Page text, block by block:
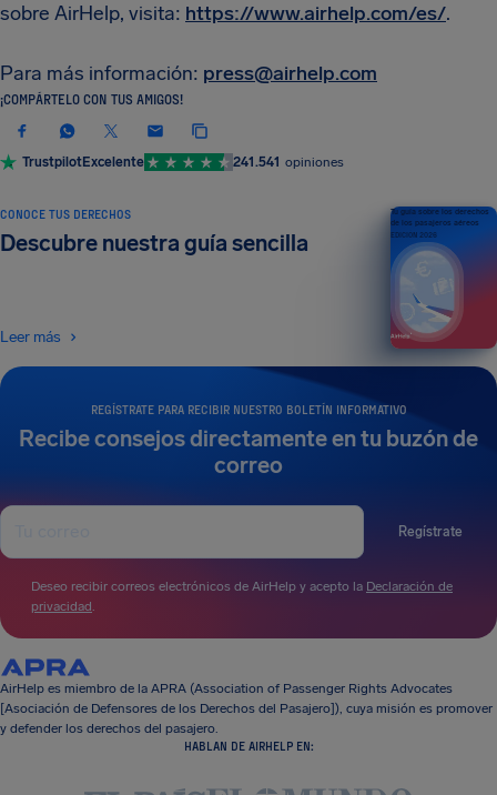
sobre AirHelp, visita: https://www.airhelp.com/es/.
Para más información: press@airhelp.com
¡COMPÁRTELO CON TUS AMIGOS!
TrustpilotExcelente 241.541 opiniones
REGÍSTRATE PARA RECIBIR NUESTRO BOLETÍN INFORMATIVO
Recibe consejos directamente en tu buzón de
correo
Regístrate
Deseo recibir correos electrónicos de AirHelp y acepto la Declaración de
privacidad.
CONOCE TUS DERECHOS
Descubre nuestra guía sencilla
Leer más
Tu guía sobre los derechos
de los pasajeros aéreos
EDICIÓN 2026
AirHelp es miembro de la APRA (Association of Passenger Rights Advocates
[Asociación de Defensores de los Derechos del Pasajero]), cuya misión es promover
y defender los derechos del pasajero.
HABLAN DE AIRHELP EN: